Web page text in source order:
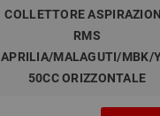
COLLETTORE
RMS
APRILIA/MALAGUTI/MBK/
50CC ORIZZONTALE